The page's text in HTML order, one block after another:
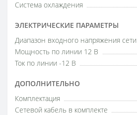
Система охлаждения
ЭЛЕКТРИЧЕСКИЕ ПАРАМЕТРЫ
Диапазон входного напряжения сети
Мощность по линии 12 В
Ток по линии -12 В
ДОПОЛНИТЕЛЬНО
Комплектация
Сетевой кабель в комплекте